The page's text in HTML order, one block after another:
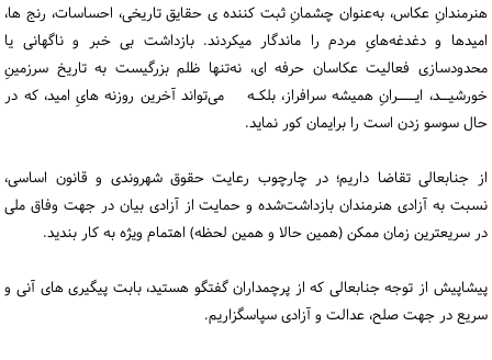
هنرمندانِ عکاس، به‌عنوان چشمانِ ثبت کننده ی حقایق تاریخی، احساسات، رنج ها،
امیدها و دغدغه‌هایِ مردم را ماندگار میکردند. بازداشت بی خبر و ناگهانی یا
محدودسازی فعالیت‌ عکاسان حرفه ای، نه‌تنها ظلم بزرگیست به تاریخ سرزمینِ
خورشیــد، ایــــرانِ همیشه سرافراز، بلکـه می‌تواند آخرین روزنه هایِ امید، که در
حال سوسو زدن است را برایمان کور نماید.
از جنابعالی تقاضا داریم؛ در چارچوب رعایت حقوق شهروندی و قانون اساسی،
نسبت به آزادی هنرمندان بازداشت‌شده و حمایت از آزادی بیان در جهت وفاق ملی
در سریعترین زمان ممکن (همین حالا و همین لحظه) اهتمام ویژه به کار بندید.
پیشاپیش از توجه جنابعالی که از پرچمداران گفتگو هستید، بابت پیگیری های آنی و
سریع در جهت صلح، عدالت و آزادی سپاسگزاریم.